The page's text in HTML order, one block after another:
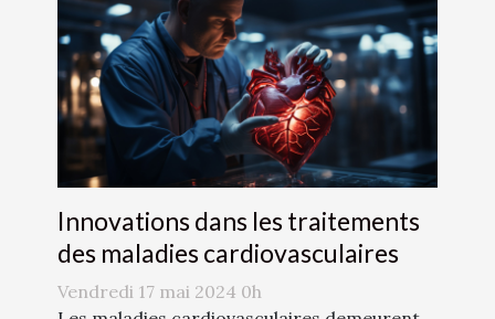
Innovations dans les traitements
des maladies cardiovasculaires
Vendredi 17 mai 2024 0h